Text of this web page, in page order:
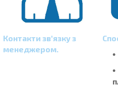
Контакти зв'язку з
менеджером.